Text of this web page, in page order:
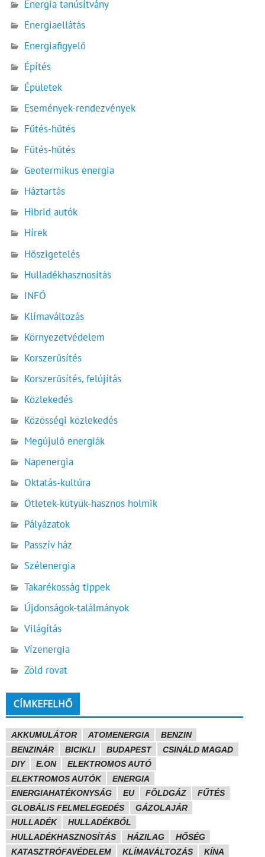
Energia tanúsítvány
Energiaellátás
Energiafigyelő
Építés
Épületek
Események-rendezvények
Fűtés-hűtés
Fűtés-hűtés
Geotermikus energia
Háztartás
Hibrid autók
Hírek
Hőszigetelés
Hulladékhasznosítás
INFÓ
Klímaváltozás
Környezetvédelem
Korszerűsítés
Korszerűsítés, felújítás
Közlekedés
Közösségi közlekedés
Megújuló energiák
Napenergia
Oktatás-kultúra
Ötletek-kütyük-hasznos holmik
Pályázatok
Passzív ház
Szélenergia
Takarékosság tippek
Újdonságok-találmányok
Világítás
Vízenergia
Zöld rovat
CÍMKEFELHŐ
AKKUMULÁTOR ATOMENERGIA
BENZIN
BENZINÁR
BICIKLI BUDAPEST
CSINÁLD MAGAD
DIY
E.ON
ELEKTROMOS AUTÓ
ELEKTROMOS AUTÓK
ENERGIA
ENERGIAHATÉKONYSÁG
EU FÖLDGÁZ
FŰTÉS
GLOBÁLIS FELMELEGEDÉS
GÁZOLAJÁR
HULLADÉK
HULLADÉKBÓL
HULLADÉKHASZNOSÍTÁS
HÁZILAG
HŐSÉG
KATASZTRÓFAVÉDELEM
KLÍMAVÁLTOZÁS
KÍNA